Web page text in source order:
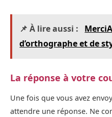
📌 À lire aussi :
d’orthographe et de
La réponse à votre
Une fois que vous avez
attendre une réponse. Ne